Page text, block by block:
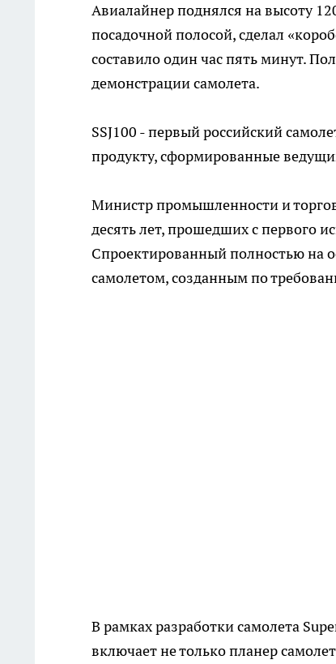
Авиалайнер поднялся на высоту
посадочной полосой, сделал
составило один час пять минут.
демонстрации самолета.
SSJ100 - первый российский
продукту, сформированные
Министр промышленности и
десять лет, прошедших с первого
Спроектированный полностью на
самолетом, созданным по
В рамках разработки самолета
включает не только планер